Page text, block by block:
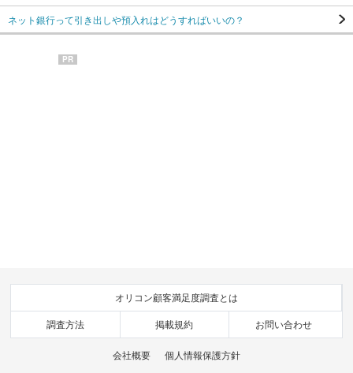
ネット銀行って引き出しや預入れはどうすればいいの？
PR
オリコン顧客満足度調査とは
調査方法 掲載規約 お問い合わせ
会社概要 個人情報保護方針